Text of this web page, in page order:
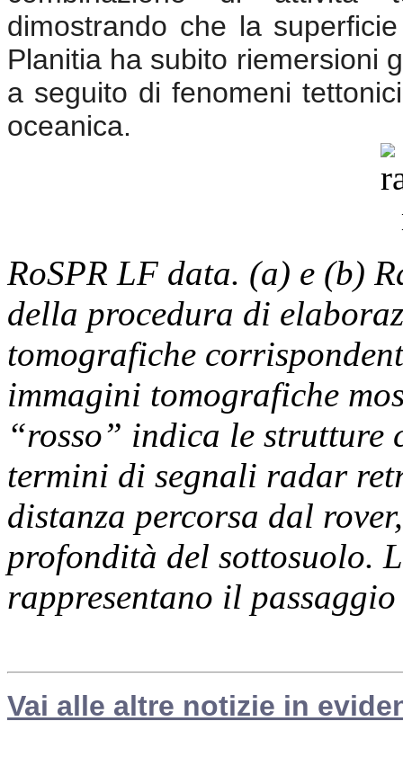
dimostrando che la
Planitia ha subito riemersioni
a seguito di fenomeni
oceanica.
RoSPR LF data. (a) e (b)
della procedura di
tomografiche
immagini tomografiche
“rosso” indica le
termini di segnali radar
distanza percorsa dal
profondità del sottosuolo.
rappresentano il
Vai alle altre notizie in